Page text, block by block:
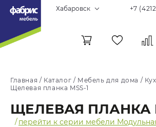
Хабаровск +7
Главная / Каталог / Мебель для дома /
Щелевая планка MSS-1
ЩЕЛЕВАЯ ПЛАНКА
/перейти к серии мебели